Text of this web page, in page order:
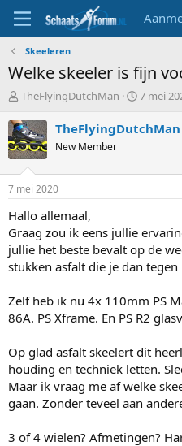
Skeeleren
Welke skeeler is fijn
T
p
i
c
s
a
r
e
r
TheFlyingDutchMan
S
a
t
7 mei
TheFlyingDutchMan
New Member
7 mei 2020
Hallo allemaal,
Graag zou ik eens jullie
jullie het beste bevalt op de
stukken asfalt die je dan tegen
Zelf heb ik nu 4x 110mm PS
86A. PS Xframe. En PS R2
Op glad asfalt skeelert dit
houding en techniek letten.
Maar ik vraag me af welke
gaan. Zonder teveel aan
3 of 4 wielen? Afmetingen?